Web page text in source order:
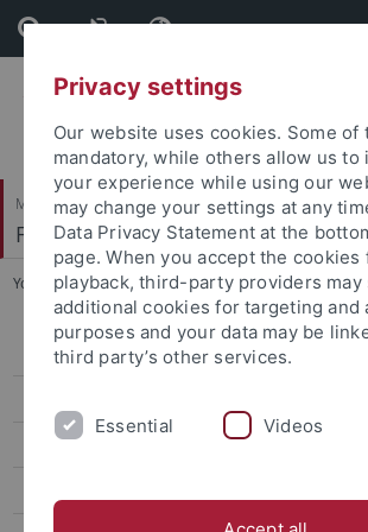
Skip
to
content
Skip
to
footer
Mathematisch-Naturwissenschaftliche Fakultät
Fachbereich Geowissenschaften
You are here: Startseite ... Aktuelles aus der
Aktuelles aus der Forschung
Forschungskolloquien und -seminare
Privacy settings
Our website uses cookies. Some of
mandatory, while others allow us to
your experience while using our
may change your settings at any
Data Privacy Statement at the
page. When you accept the cookies
playback, third-party providers may
additional cookies for targeting and
purposes and your data may be
third party’s other services.
Essential Videos